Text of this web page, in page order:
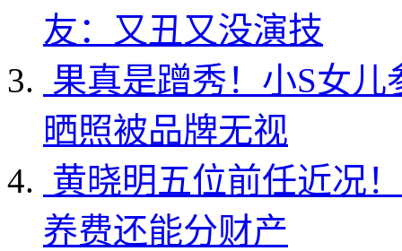
友：又丑又没演技
果真是蹭秀！小S女
晒照被品牌无视
黄晓明五位前任近况
养费还能分财产